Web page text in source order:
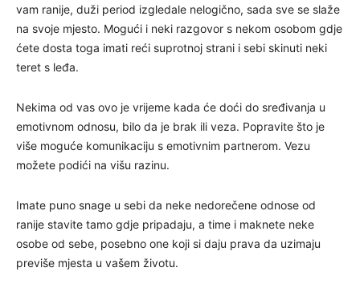
vam ranije, duži period izgledale nelogično, sada sve se slaže
na svoje mjesto. Mogući i neki razgovor s nekom osobom gdje
ćete dosta toga imati reći suprotnoj strani i sebi skinuti neki
teret s leđa.
Nekima od vas ovo je vrijeme kada će doći do sređivanja u
emotivnom odnosu, bilo da je brak ili veza. Popravite što je
više moguće komunikaciju s emotivnim partnerom. Vezu
možete podići na višu razinu.
Imate puno snage u sebi da neke nedorečene odnose od
ranije stavite tamo gdje pripadaju, a time i maknete neke
osobe od sebe, posebno one koji si daju prava da uzimaju
previše mjesta u vašem životu.